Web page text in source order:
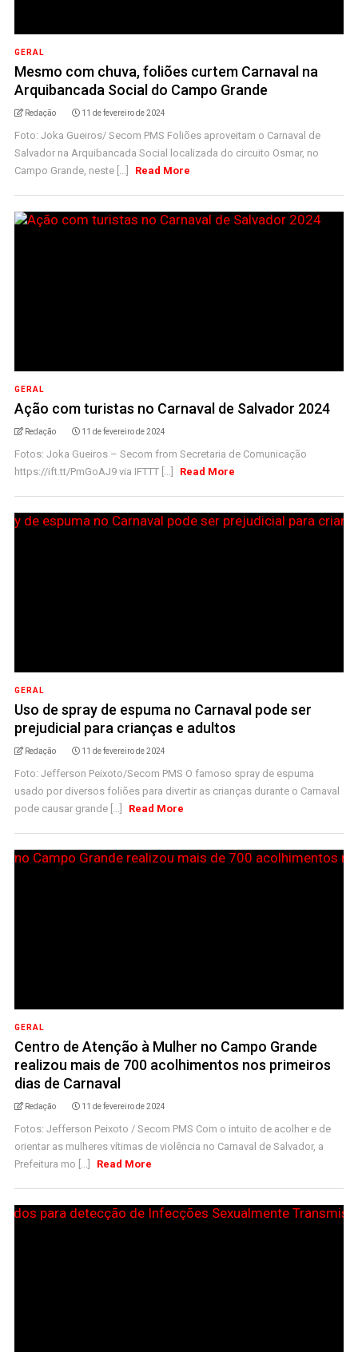
GERAL
Mesmo com chuva, foliões curtem Carnaval na
Arquibancada Social do Campo Grande
Redação 11 de fevereiro de 2024
Foto: Joka Gueiros/ Secom PMS Foliões aproveitam o Carnaval de
Salvador na Arquibancada Social localizada do circuito Osmar, no
Campo Grande, neste [...]
Read More
GERAL
Ação com turistas no Carnaval de Salvador 2024
Redação 11 de fevereiro de 2024
Fotos: Joka Gueiros – Secom from Secretaria de Comunicação
https://ift.tt/PmGoAJ9 via IFTTT [...]
Read More
GERAL
Uso de spray de espuma no Carnaval pode ser
prejudicial para crianças e adultos
Redação 11 de fevereiro de 2024
Foto: Jefferson Peixoto/Secom PMS O famoso spray de espuma
usado por diversos foliões para divertir as crianças durante o Carnaval
pode causar grande [...]
Read More
GERAL
Centro de Atenção à Mulher no Campo Grande
realizou mais de 700 acolhimentos nos primeiros
dias de Carnaval
Redação 11 de fevereiro de 2024
Fotos: Jefferson Peixoto / Secom PMS Com o intuito de acolher e de
orientar as mulheres vítimas de violência no Carnaval de Salvador, a
Prefeitura mo [...]
Read More